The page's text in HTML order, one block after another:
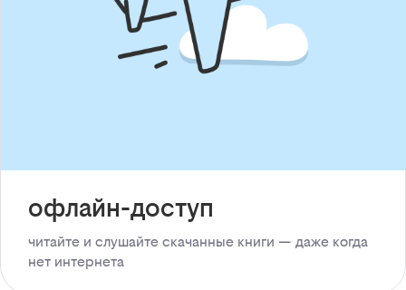
офлайн-доступ
читайте и слушайте скачанные книги — даже когда
нет интернета